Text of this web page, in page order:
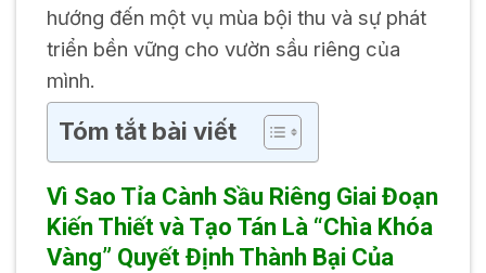
hướng đến một vụ mùa bội thu và sự phát
triển bền vững cho vườn sầu riêng của
mình.
Tóm tắt bài viết
Vì Sao Tỉa Cành Sầu Riêng Giai Đoạn
Kiến Thiết và Tạo Tán Là “Chìa Khóa
Vàng” Quyết Định Thành Bại Của